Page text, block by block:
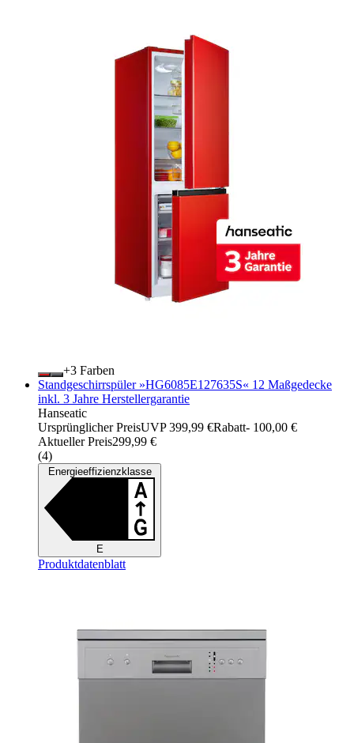
+
Farben
Standgeschirrspüler »HG6085E127635S« 12 Maßgedecke
inkl. 3 Jahre Herstellergarantie
Hanseatic
Ursprünglicher PreisUVP 399,99 €Rabatt- 100,00 €
Aktueller Preis299,99 €
(4)
Energieeffizienzklasse
E
Produktdatenblatt